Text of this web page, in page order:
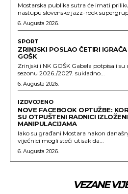
Mostarska publika sutra će imati
nastupu slovenske jazz-rock
6. Augusta 2026.
SPORT
ZRINJSKI POSLAO ČETIRI
GOŠK
Zrinjski i NK GOŠK Gabela potpisali
sezonu 2026./2027. sukladno...
6. Augusta 2026.
IZDVOJENO
NOVE FACEBOOK OPTUŽBE:
SU OTPUŠTENI RADNICI
MANIPULACIJAMA
Iako su građani Mostara nakon
vijećnici mogli steći utisak da...
6. Augusta 2026.
VEZANE